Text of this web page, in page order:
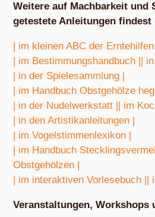
Weitere auf Machbarkeit und
getestete Anleitungen findest
| im kleinen ABC der Erntehilfen |
| im Bestimmungshandbuch |
|
| in der Spielesammlung |
| im Handbuch Obstgehölze
| in der Nudelwerkstatt |
| im
| in den Artistikanleitungen |
| im Vogelstimmenlexikon |
| im Handbuch
Obstgehölzen |
| im interaktiven Vorlesebuch |
Veranstaltungen, Workshops